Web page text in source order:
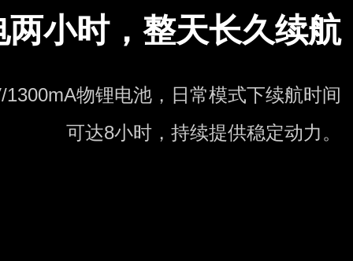
两小时，整天长久续航
1300mA物锂电池，日常模式下续航时间
可达8小时，持续提供稳定动力。